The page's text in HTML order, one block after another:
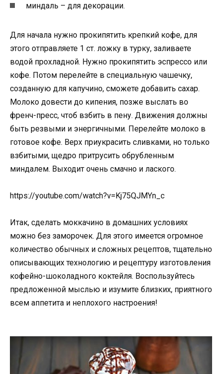
миндаль – для декорации.
Для начала нужно прокипятить крепкий кофе, для
этого отправляете 1 ст. ложку в турку, заливаете
водой прохладной. Нужно прокипятить эспрессо или
кофе. Потом перелейте в специальную чашечку,
созданную для капучино, сможете добавить сахар.
Молоко довести до кипения, позже выслать во
френч-пресс, чтоб взбить в пену. Движения должны
быть резвыми и энергичными. Перелейте молоко в
готовое кофе. Верх приукрасить сливками, но только
взбитыми, щедро притрусить обрубленным
миндалем. Выходит очень смачно и лаского.
https://youtube.com/watch?v=Kj75QJMYn_c
Итак, сделать моккачино в домашних условиях
можно без заморочек. Для этого имеется огромное
количество обычных и сложных рецептов, тщательно
описывающих технологию и рецептуру изготовления
кофейно-шоколадного коктейля. Воспользуйтесь
предложенной мыслью и изумите близких, приятного
всем аппетита и неплохого настроения!